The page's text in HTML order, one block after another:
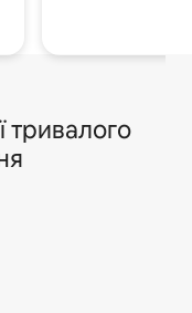
тривалого